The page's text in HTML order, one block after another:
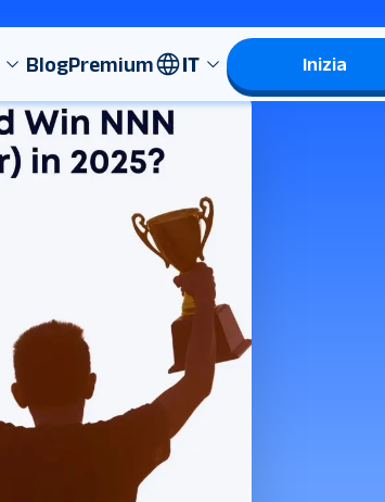
BlogPremium IT Inizia